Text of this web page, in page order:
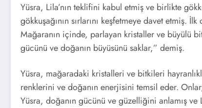
Yüsra, Lila’nın teklifini kabul etmiş ve birlikte
gökkuşağının sırlarını keşfetmeye davet etmiş.
Mağaranın içinde, parlayan kristaller ve büyülü
gücünü ve doğanın büyüsünü saklar,” demiş.
Yüsra, mağaradaki kristalleri ve bitkileri
renklerini ve doğanın enerjisini temsil eder.
Yüsra, doğanın gücünü ve güzelliğini anlamış ve